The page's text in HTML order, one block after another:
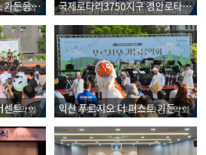
과천 푸르지오 오르투스 가든음악회 국제로타리3750지구 경안로타리클럽 RI가입 31주년 및 회장 이취임식
대구 수성 푸르지오 리버센트 가든음악회 익산 푸르지오 더 퍼스트 가든음악회